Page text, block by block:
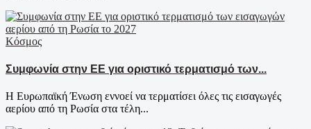
Κόσμος
Συμφωνία στην ΕΕ για οριστικό τερματισμό των...
Η Ευρωπαϊκή Ένωση εννοεί να τερματίσει όλες τις εισαγωγές
αερίου από τη Ρωσία στα τέλη...